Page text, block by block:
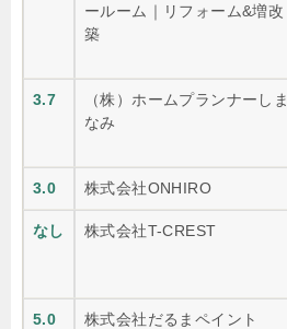
ールーム｜リフォーム&増改
築
3.7
（株）ホームプランナーしま
なみ
3.0 株式会社ONHIRO
なし 株式会社T-CREST
5.0 株式会社だるまペイント